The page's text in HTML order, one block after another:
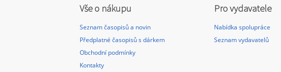
Vše o nákupu
Seznam časopisů a novin
Předplatné časopisů s dárkem
Obchodní podmínky
Kontakty
Pro vydavatele
Nabídka spolupráce
Seznam vydavatelů